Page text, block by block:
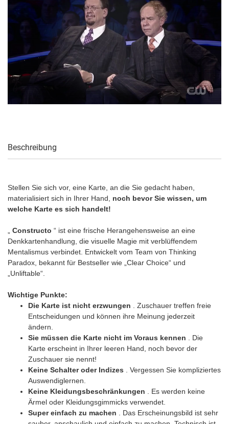
Beschreibung
Stellen Sie sich vor, eine Karte, an die Sie gedacht haben,
materialisiert sich in Ihrer Hand, noch bevor Sie wissen, um
welche Karte es sich handelt!
Constructo “ ist eine frische Herangehensweise an eine
Denkkartenhandlung, die visuelle Magie mit verblüffendem
Mentalismus verbindet. Entwickelt vom Team von Thinking
Paradox, bekannt für Bestseller wie „Clear Choice“ und
„Unliftable“.
Wichtige Punkte:
Die Karte ist nicht erzwungen . Zuschauer treffen freie
Entscheidungen und können ihre Meinung jederzeit
ändern.
Sie müssen die Karte nicht im Voraus kennen . Die
Karte erscheint in Ihrer leeren Hand, noch bevor der
Zuschauer sie nennt!
Keine Schalter oder Indizes . Vergessen Sie kompliziertes
Auswendiglernen.
Keine Kleidungsbeschränkungen . Es werden keine
Ärmel oder Kleidungsgimmicks verwendet.
Super einfach zu machen . Das Erscheinungsbild ist sehr